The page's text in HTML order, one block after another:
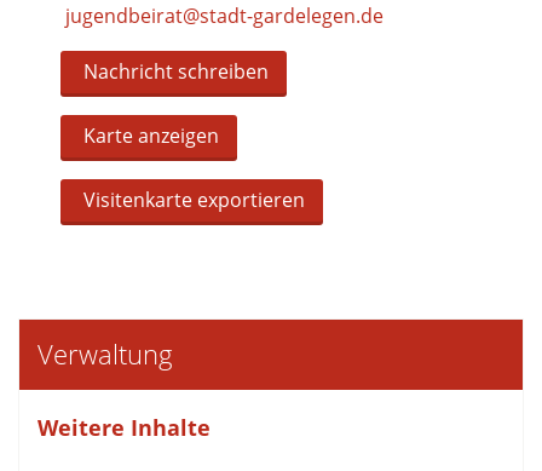
jugendbeirat@stadt-gardelegen.de
Nachricht schreiben
Karte anzeigen
Visitenkarte exportieren
Verwaltung
Weitere Inhalte